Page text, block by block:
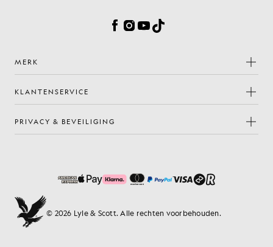
Facebook
Instagram
YouTube
TikTok
MERK
KLANTENSERVICE
PRIVACY & BEVEILIGING
© 2026 Lyle & Scott. Alle rechten voorbehouden.